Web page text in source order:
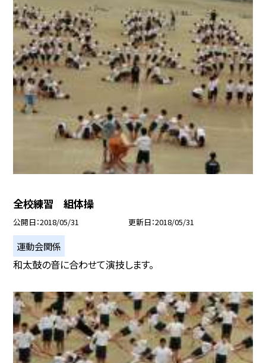
全校練習 組体操
公開日 2018/05/31 更新日 2018/05/31
運動会関係
和太鼓の音に合わせて演技します。